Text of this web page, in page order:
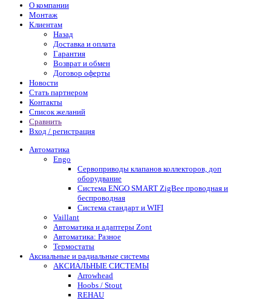
О компании
Монтаж
Клиентам
Назад
Доставка и оплата
Гарантия
Возврат и обмен
Договор оферты
Новости
Стать партнером
Контакты
Список желаний
Сравнить
Вход / регистрация
Автоматика
Engo
Сервоприводы клапанов коллекторов, доп
оборудвание
Система ENGO SMART ZigBee проводная и
беспроводная
Система стандарт и WIFI
Vaillant
Автоматика и адаптеры Zont
Автоматика: Разное
Термостаты
Аксиальные и радиальные системы
АКСИАЛЬНЫЕ СИСТЕМЫ
Arrowhead
Hoobs / Stout
REHAU